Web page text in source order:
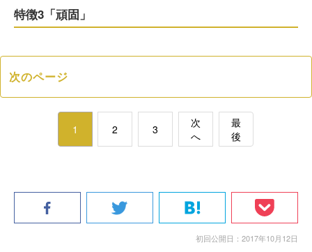
特徴3「頑固」
次のページ
1 2 3
次
へ
最
後
初回公開日：2017年10月12日